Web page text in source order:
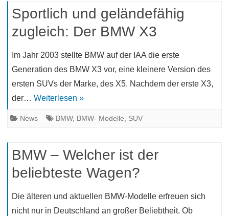
Sportlich und geländefähig
zugleich: Der BMW X3
Im Jahr 2003 stellte BMW auf der IAA die erste
Generation des BMW X3 vor, eine kleinere Version des
ersten SUVs der Marke, des X5. Nachdem der erste X3,
der… Weiterlesen »
News BMW, BMW- Modelle SUV
BMW – Welcher ist der
beliebteste Wagen?
Die älteren und aktuellen BMW-Modelle erfreuen sich
nicht nur in Deutschland an großer Beliebtheit. Ob